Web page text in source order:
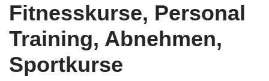
Fitnesskurse, Personal
Training, Abnehmen,
Sportkurse